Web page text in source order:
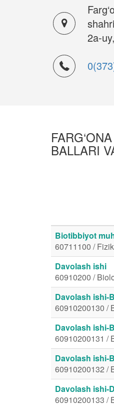
2a-
BALLARI
Biotibbiyot
60711100 /
Davolash ishi
60910200 /
Davolash ishi-
60910200130 /
Davolash ishi-
60910200131 /
Davolash ishi-
60910200132 /
Davolash ishi-
60910200133 /